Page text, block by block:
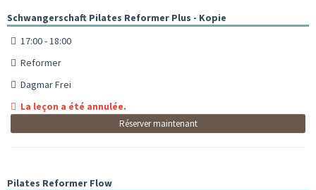
Schwangerschaft Pilates Reformer Plus - Kopie
17:00 - 18:00
Reformer
Dagmar Frei
La leçon a été annulée.
Réserver maintenant
Pilates Reformer Flow